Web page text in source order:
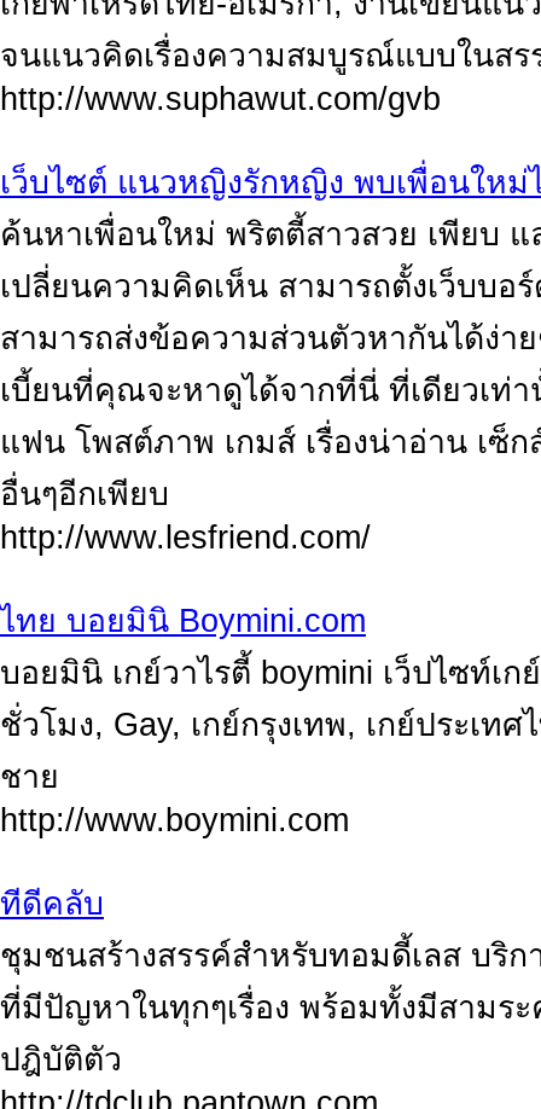
จนแนวคิดเรื่องความสมบูรณ์แบบในส
http://www.suphawut.com/gvb
เว็บไซต์ แนวหญิงรักหญิง พบเพื่อนให
ค้นหาเพื่อนใหม่ พริตตี้สาวสวย เพียบ
เปลี่ยนความคิดเห็น สามารถตั้งเว็บบอ
สามารถส่งข้อความส่วนตัวหากันได้ง่า
เบี้ยนที่คุณจะหาดูได้จากที่นี่ ที่เดียวเท่
แฟน โพสต์ภาพ เกมส์ เรื่องน่าอ่าน เซ็
อื่นๆอีกเพียบ
http://www.lesfriend.com/
ไทย บอยมินิ Boymini.com
บอยมินิ เกย์วาไรตี้ boymini เว็ปไซท์เ
ชั่วโมง, Gay, เกย์กรุงเทพ, เกย์ประเท
ชาย
http://www.boymini.com
ทีดีคลับ
ชุมชนสร้างสรรค์สำหรับทอมดี้เลส บริ
ที่มีปัญหาในทุกๆเรื่อง พร้อมทั้งมีสามร
ปฎิบัติตัว